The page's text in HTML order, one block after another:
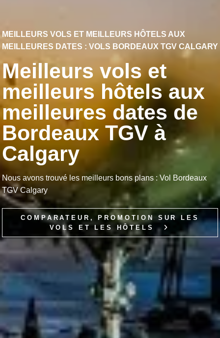
MEILLEURS VOLS ET MEILLEURS HÔTELS AUX
MEILLEURES DATES : VOLS BORDEAUX TGV CALGARY
Meilleurs vols et
meilleurs hôtels aux
meilleures dates de
Bordeaux TGV à
Calgary
Nous avons trouvé les meilleurs bons plans : Vol Bordeaux
TGV Calgary
COMPARATEUR, PROMOTION SUR LES
VOLS ET LES HÔTELS